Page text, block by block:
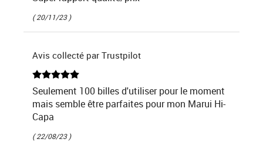
( 20/11/23 )
Avis collecté par Trustpilot
Seulement 100 billes d'utiliser pour le moment
mais semble être parfaites pour mon Marui Hi-
Capa
( 22/08/23 )